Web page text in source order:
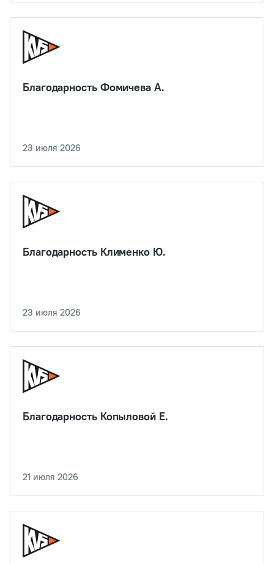
Благодарность Фомичева А.
23 июля 2026
Благодарность Клименко Ю.
23 июля 2026
Благодарность Копыловой Е.
21 июля 2026